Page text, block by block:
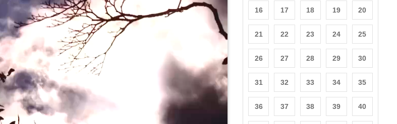
16 17 18 19 20
21 22 23 24 25
26 27 28 29 30
31 32 33 34 35
36 37 38 39 40